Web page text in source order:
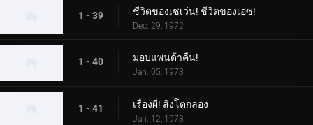
1 - 39 ชีวิตของเซเว่น! ชีวิตของเอซ!
Dec. 29, 1972
1 - 40 มอบแพนด้าคืน!
Jan. 05, 1973
1 - 41 เรื่องผี! สิงโตกลอง
Jan. 12, 1973